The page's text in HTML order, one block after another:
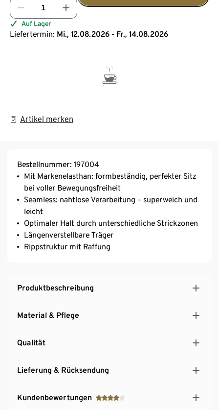
Auf Lager
Liefertermin: Mi., 12.08.2026 - Fr., 14.08.2026
Artikel merken
Bestellnummer: 197004
Mit Markenelasthan: formbeständig, perfekter Sitz
bei voller Bewegungsfreiheit
Seamless: nahtlose Verarbeitung – superweich und
leicht
Optimaler Halt durch unterschiedliche Strickzonen
Längenverstellbare Träger
Rippstruktur mit Raffung
Produktbeschreibung
Material & Pflege
Qualität
Lieferung & Rücksendung
Kundenbewertungen